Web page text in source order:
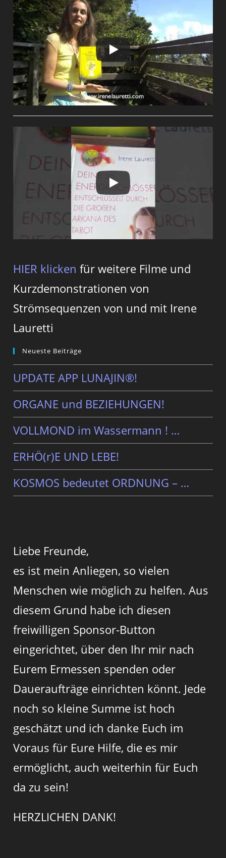
HIER klicken für weitere Filme und
Kurzdemonstrationen von
Strömsequenzen von und mit Irene
Lauretti
Neueste Beiträge
UPDATE APP LUNAJIN®!
ORGANE und BEZIEHUNGEN!
VOLLMOND im Wassermann ! …
ERHÖ(r)E UND LEBE!
KOSMOS bedeutet ORDNUNG – …
Liebe Freunde,
es ist mein Anliegen, so vielen
Menschen wie möglich zu helfen. Aus
diesem Grund habe ich diesen
freiwilligen Sponsor-Button
eingerichtet, über den Ihr mir nach
Eurem Ermessen spenden oder
Daueraufträge einrichten könnt. Jede
noch so kleine Summe ist hoch
geschätzt und ich danke Euch im
Voraus für Eure Hilfe, die es mir
ermöglicht, auch weiterhin für Euch
da zu sein!
HERZLICHEN DANK!